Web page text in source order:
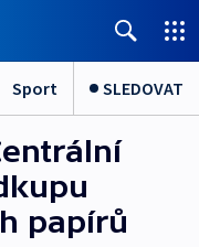
Sport SLEDOVAT
papírů